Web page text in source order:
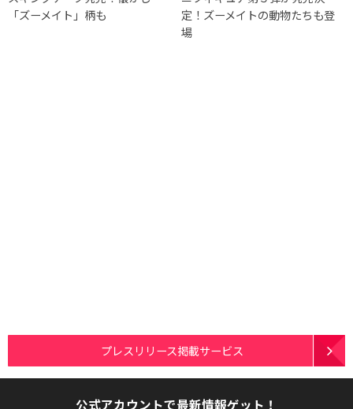
「ズーメイト」柄も
定！ズーメイトの動物たちも登
場
プレスリリース掲載サービス
公式アカウントで最新情報ゲット！